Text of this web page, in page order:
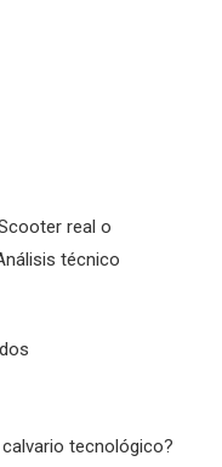
real o
técnico
tecnológico?